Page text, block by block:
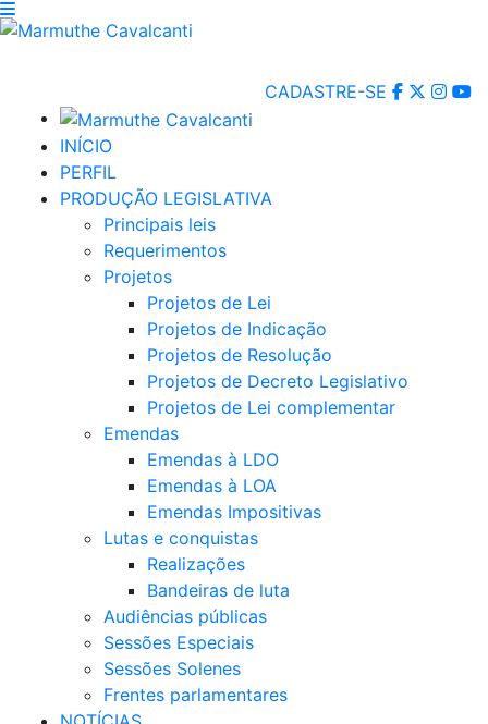
CADASTRE-SE
INÍCIO
PERFIL
PRODUÇÃO LEGISLATIVA
Principais leis
Requerimentos
Projetos
Projetos de Lei
Projetos de Indicação
Projetos de Resolução
Projetos de Decreto Legislativo
Projetos de Lei complementar
Emendas
Emendas à LDO
Emendas à LOA
Emendas Impositivas
Lutas e conquistas
Realizações
Bandeiras de luta
Audiências públicas
Sessões Especiais
Sessões Solenes
Frentes parlamentares